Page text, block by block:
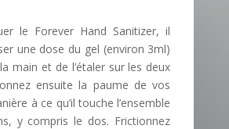
le Forever Hand Sanitizer, il
une dose du gel (environ 3ml)
main et de l’étaler sur les deux
ensuite la paume de vos
à ce qu’il touche l’ensemble
y compris le dos. Frictionnez